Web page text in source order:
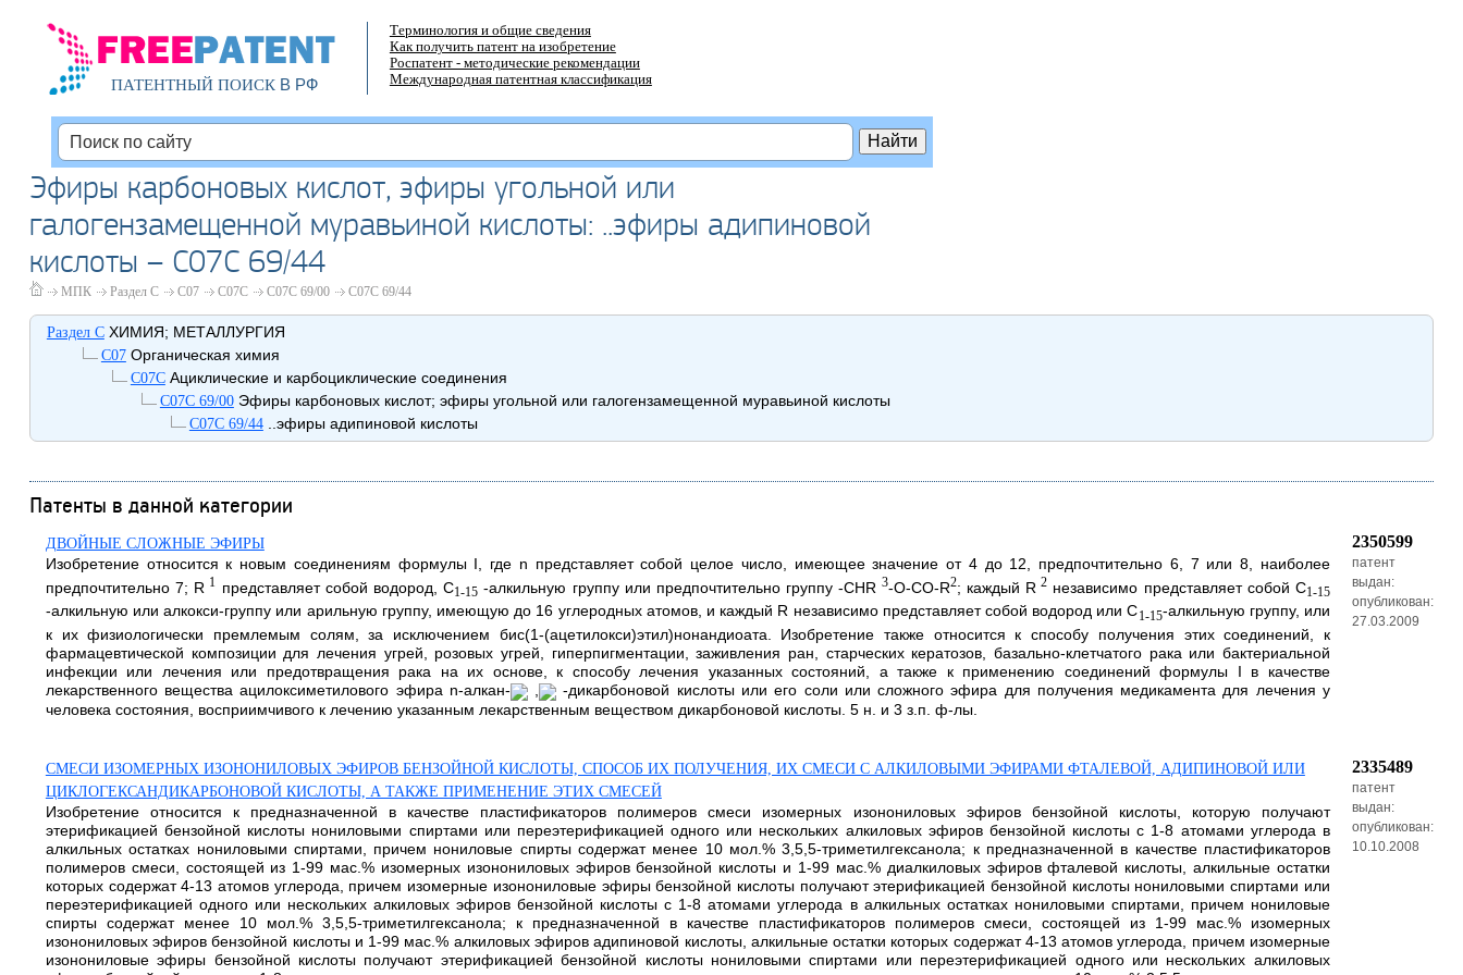
ПАТЕНТНЫЙ ПОИСКВ РФ
Терминология и общие сведения
Как получить патент на изобретение
Роспатент - методические рекомендации
Международная патентная классификация
Эфиры карбоновых кислот, эфиры угольной или
галогензамещенной муравьиной кислоты: ..эфиры адипиновой
кислоты – C07C 69/44
МПК Раздел C C07 C07C C07C 69/00 C07C 69/44
Раздел CХИМИЯ; МЕТАЛЛУРГИЯ
C07Органическая химия
C07CАциклические и карбоциклические соединения
C07C 69/00Эфиры карбоновых кислот; эфиры угольной или галогензамещенной муравьиной кислоты
C07C 69/44..эфиры адипиновой кислоты
Патенты в данной категории
ДВОЙНЫЕ СЛОЖНЫЕ ЭФИРЫ
Изобретение относится к новым соединениям формулы I, где n представляет собой целое число, имеющее значение от 4 до 12, предпочтительно 6, 7 или 8, наиболее
предпочтительно 7; R 1 представляет собой водород, С1-15 -алкильную группу или предпочтительно группу -CHR 3-O-CO-R2; каждый R 2 независимо представляет собой С1-15
-алкильную или алкокси-группу или арильную группу, имеющую до 16 углеродных атомов, и каждый R независимо представляет собой водород или С1-15-алкильную группу, или
к их физиологически премлемым солям, за исключением бис(1-(ацетилокси)этил)нонандиоата. Изобретение также относится к способу получения этих соединений, к
фармацевтической композиции для лечения угрей, розовых угрей, гиперпигментации, заживления ран, старческих кератозов, базально-клетчатого рака или бактериальной
инфекции или лечения или предотвращения рака на их основе, к способу лечения указанных состояний, а также к применению соединений формулы I в качестве
лекарственного вещества ацилоксиметилового эфира n-алкан-
,
-дикарбоновой кислоты или его соли или сложного эфира для получения медикамента для лечения у
человека состояния, восприимчивого к лечению указанным лекарственным веществом дикарбоновой кислоты. 5 н. и 3 з.п. ф-лы.
2350599
патент
выдан:
опубликован:
27.03.2009
СМЕСИ ИЗОМЕРНЫХ ИЗОНОНИЛОВЫХ ЭФИРОВ БЕНЗОЙНОЙ КИСЛОТЫ, СПОСОБ ИХ ПОЛУЧЕНИЯ, ИХ СМЕСИ С АЛКИЛОВЫМИ ЭФИРАМИ ФТАЛЕВОЙ, АДИПИНОВОЙ ИЛИ
ЦИКЛОГЕКСАНДИКАРБОНОВОЙ КИСЛОТЫ, А ТАКЖЕ ПРИМЕНЕНИЕ ЭТИХ СМЕСЕЙ
Изобретение относится к предназначенной в качестве пластификаторов полимеров смеси изомерных изонониловых эфиров бензойной кислоты, которую получают
этерификацией бензойной кислоты нониловыми спиртами или переэтерификацией одного или нескольких алкиловых эфиров бензойной кислоты с 1-8 атомами углерода в
алкильных остатках нониловыми спиртами, причем нониловые спирты содержат менее 10 мол.% 3,5,5-триметилгексанола; к предназначенной в качестве пластификаторов
полимеров смеси, состоящей из 1-99 мас.% изомерных изонониловых эфиров бензойной кислоты и 1-99 мас.% диалкиловых эфиров фталевой кислоты, алкильные остатки
которых содержат 4-13 атомов углерода, причем изомерные изонониловые эфиры бензойной кислоты получают этерификацией бензойной кислоты нониловыми спиртами или
переэтерификацией одного или нескольких алкиловых эфиров бензойной кислоты с 1-8 атомами углерода в алкильных остатках нониловыми спиртами, причем нониловые
спирты содержат менее 10 мол.% 3,5,5-триметилгексанола; к предназначенной в качестве пластификаторов полимеров смеси, состоящей из 1-99 мас.% изомерных
изонониловых эфиров бензойной кислоты и 1-99 мас.% алкиловых эфиров адипиновой кислоты, алкильные остатки которых содержат 4-13 атомов углерода, причем изомерные
изонониловые эфиры бензойной кислоты получают этерификацией бензойной кислоты нониловыми спиртами или переэтерификацией одного или нескольких алкиловых
2335489
патент
выдан:
опубликован:
10.10.2008